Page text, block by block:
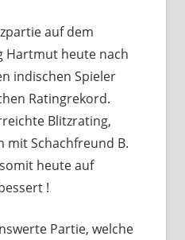
auf dem
Hartmut heute nach
indischen Spieler
Ratingrekord.
Blitzrating,
mit Schachfreund B.
heute auf
!
Partie, welche